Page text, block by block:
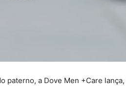
paterno, a Dove Men +Care